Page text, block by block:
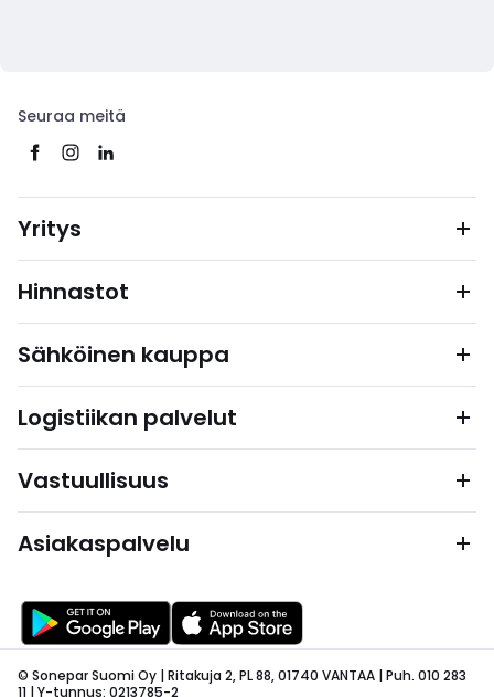
Seuraa meitä
Yritys
Hinnastot
Sähköinen kauppa
Logistiikan palvelut
Vastuullisuus
Asiakaspalvelu
© Sonepar Suomi Oy | Ritakuja 2, PL 88, 01740 VANTAA | Puh. 010 283
11 | Y-tunnus: 0213785-2